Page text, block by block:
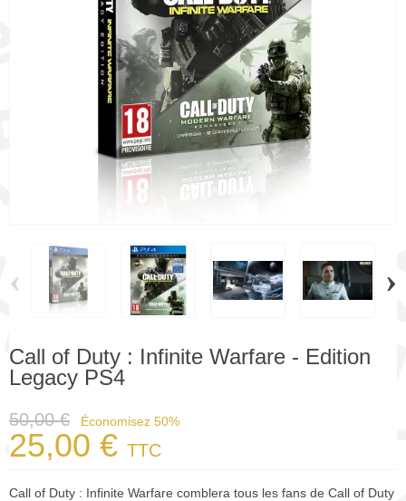
‹ ›
Call of Duty : Infinite Warfare - Edition
Legacy PS4
50,00 € Économisez 50%
25,00 € TTC
Call of Duty : Infinite Warfare comblera tous les fans de Call of Duty